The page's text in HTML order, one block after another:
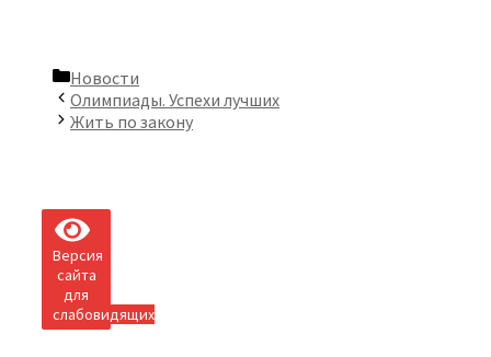
Рубрики
Новости
Олимпиады. Успехи лучших
Жить по закону
Версия
сайта
для
слабовидящих